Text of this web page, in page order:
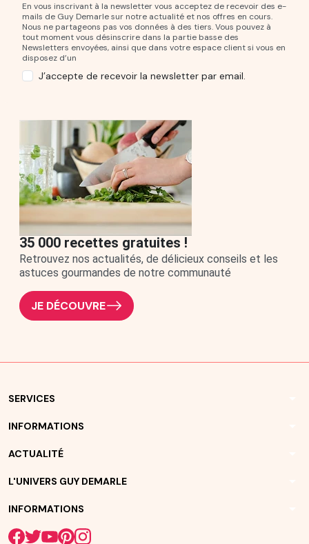
En vous inscrivant à la newsletter vous acceptez de recevoir des e-
mails de Guy Demarle sur notre actualité et nos offres en cours.
Nous ne partageons pas vos données à des tiers. Vous pouvez à
tout moment vous désinscrire dans la partie basse des
Newsletters envoyées, ainsi que dans votre espace client si vous en
disposez d’un
J’accepte de recevoir la newsletter par email.
35 000 recettes gratuites !
Retrouvez nos actualités, de délicieux conseils et les
astuces gourmandes de notre communauté
JE DÉCOUVRE
SERVICES
INFORMATIONS
ACTUALITÉ
L'UNIVERS GUY DEMARLE
INFORMATIONS